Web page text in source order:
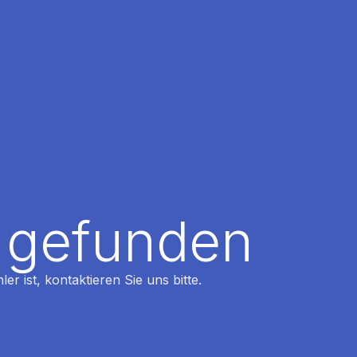
ist, kontaktieren Sie uns bitte.